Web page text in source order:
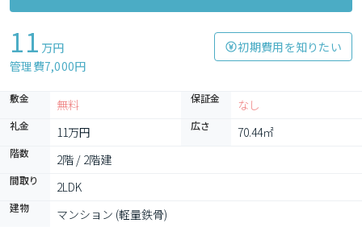
11 万円
管理費7,000円
初期費用を知りたい
敷金 無料 保証金 なし
礼金 11万円 広さ 70.44㎡
階数 2階 / 2階建
間取り 2LDK
建物 マンション (軽量鉄骨)